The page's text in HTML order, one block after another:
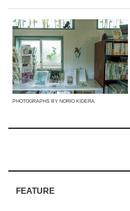
PHOTOGRAPHS BY NORIO KIDERA
FEATURE